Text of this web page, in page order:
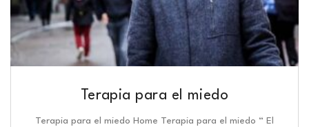
Terapia para el miedo
Terapia para el miedo Home Terapia para el miedo “ El